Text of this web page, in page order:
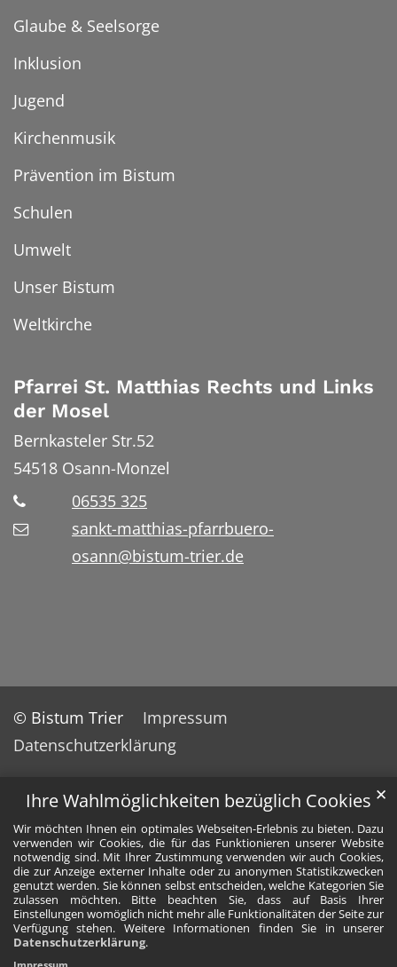
Ihre Wahlmöglichkeiten bezüglich Cookies
Wir möchten Ihnen ein optimales Webseiten-Erlebnis zu bieten. Dazu
verwenden wir Cookies, die für das Funktionieren unserer Website
notwendig sind. Mit Ihrer Zustimmung verwenden wir auch Cookies,
die zur Anzeige externer Inhalte oder zu anonymen Statistikzwecken
genutzt werden. Sie können selbst entscheiden, welche Kategorien Sie
zulassen möchten. Bitte beachten Sie, dass auf Basis Ihrer
Einstellungen womöglich nicht mehr alle Funktionalitäten der Seite zur
Verfügung stehen. Weitere Informationen finden Sie in unserer
Datenschutzerklärung.
✕
Glaube & Seelsorge
Inklusion
Jugend
Kirchenmusik
Prävention im Bistum
Schulen
Umwelt
Unser Bistum
Weltkirche
Pfarrei St. Matthias Rechts und Links
der Mosel
Bernkasteler Str.52
54518 Osann-Monzel
06535 325
sankt-matthias-pfarrbuero-
osann@bistum-trier.de
© Bistum Trier
Impressum
Datenschutzerklärung